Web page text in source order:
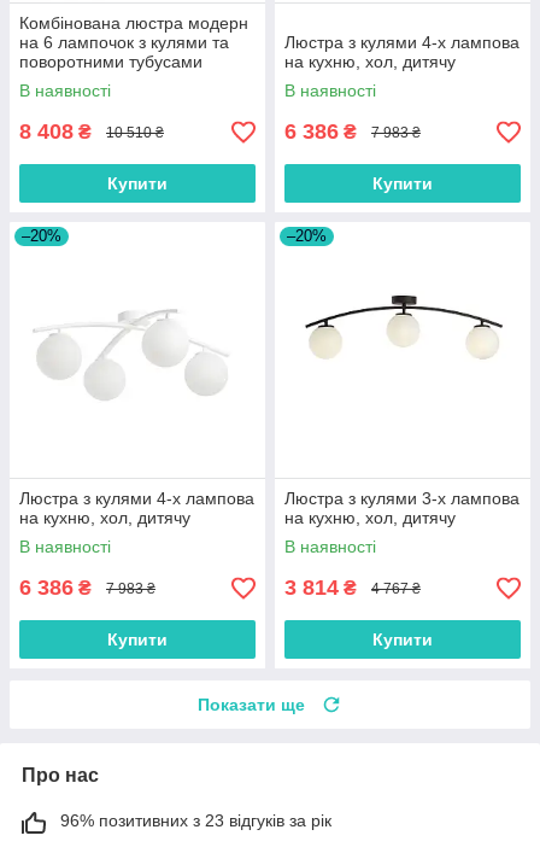
Комбінована люстра модерн
на 6 лампочок з кулями та
поворотними тубусами
В наявності
8 408 ₴ 10 510 ₴
Купити
Люстра з кулями 4-х лампова
на кухню, хол, дитячу
В наявності
6 386 ₴ 7 983 ₴
Купити
–20%
Люстра з кулями 4-х лампова
на кухню, хол, дитячу
В наявності
6 386 ₴ 7 983 ₴
Купити
–20%
Люстра з кулями 3-х лампова
на кухню, хол, дитячу
В наявності
3 814 ₴ 4 767 ₴
Купити
Показати ще
Про нас
96% позитивних з 23 відгуків за рік